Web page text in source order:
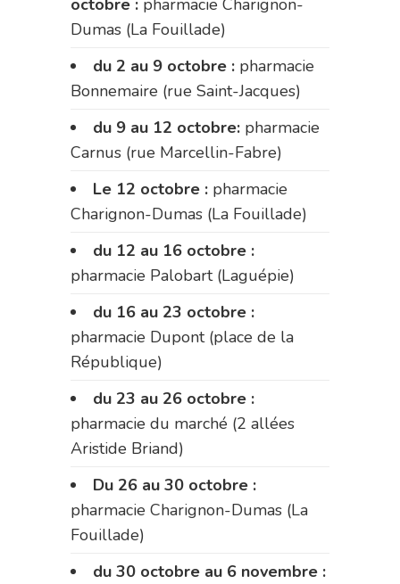
Dumas (La Fouillade)
du 2 au 9 octobre : pharmacie
Bonnemaire (rue Saint-Jacques)
du 9 au 12 octobre: pharmacie
Carnus (rue Marcellin-Fabre)
Le 12 octobre : pharmacie
Charignon-Dumas (La Fouillade)
du 12 au 16 octobre :
pharmacie Palobart (Laguépie)
du 16 au 23 octobre :
pharmacie Dupont (place de la
République)
du 23 au 26 octobre :
pharmacie du marché (2 allées
Aristide Briand)
Du 26 au 30 octobre :
pharmacie Charignon-Dumas (La
Fouillade)
du 30 octobre au 6 novembre :